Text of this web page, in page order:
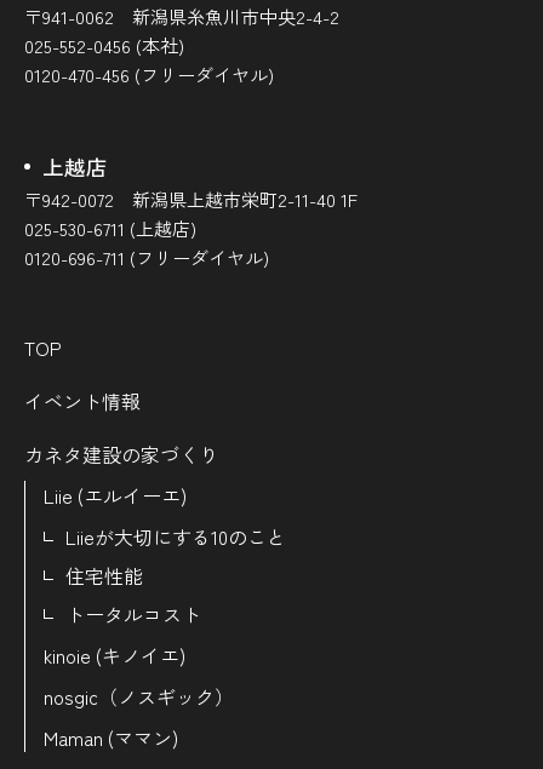
〒941-0062 新潟県糸魚川市中央2-4-2
025-552-0456 (本社)
0120-470-456 (フリーダイヤル)
上越店
〒942-0072 新潟県上越市栄町2-11-40 1F
025-530-6711 (上越店)
0120-696-711 (フリーダイヤル)
TOP
イベント情報
カネタ建設の家づくり
Liie (エルイーエ)
Liieが大切にする10のこと
住宅性能
トータルコスト
kinoie (キノイエ)
nosgic（ノスギック）
Maman (ママン)